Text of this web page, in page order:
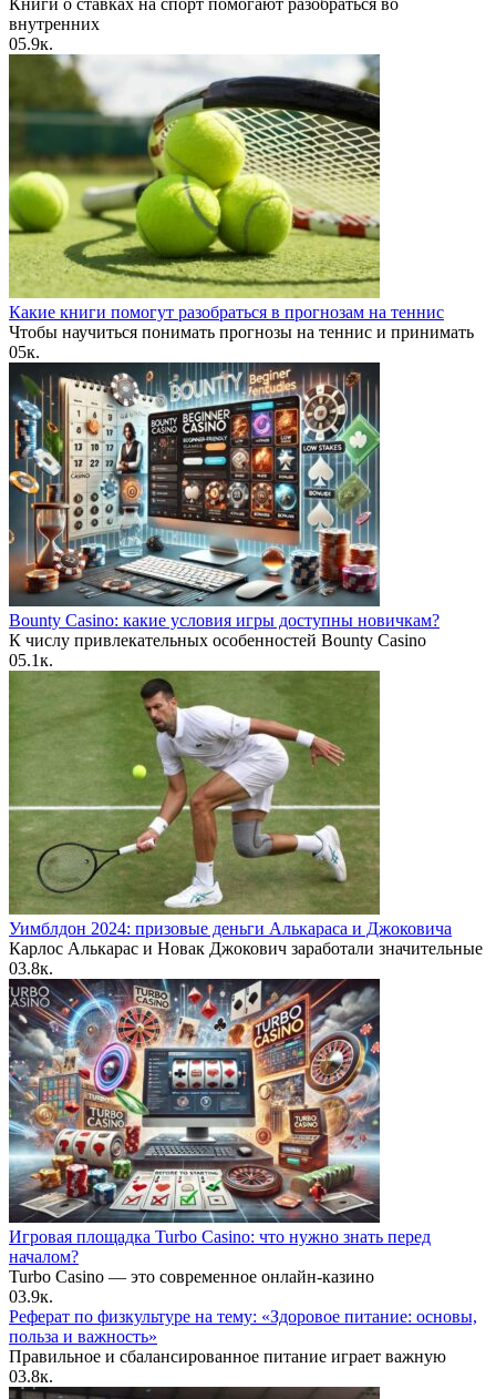
Книги о ставках на спорт помогают разобраться во
внутренних
05.9к.
Какие книги помогут разобраться в прогнозам на теннис
Чтобы научиться понимать прогнозы на теннис и принимать
05к.
Bounty Casino: какие условия игры доступны новичкам?
К числу привлекательных особенностей Bounty Casino
05.1к.
Уимблдон 2024: призовые деньги Алькараса и Джоковича
Карлос Алькарас и Новак Джокович заработали значительные
03.8к.
Игровая площадка Turbo Casino: что нужно знать перед
началом?
Turbo Casino — это современное онлайн-казино
03.9к.
Реферат по физкультуре на тему: «Здоровое питание: основы,
польза и важность»
Правильное и сбалансированное питание играет важную
03.8к.